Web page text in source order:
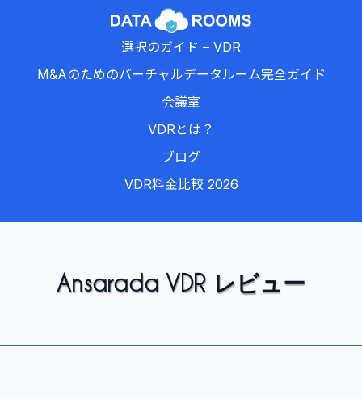
選択のガイド – VDR
M&Aのためのバーチャルデータルーム完全ガイド
会議室
VDRとは？
ブログ
VDR料金比較 2026
Ansarada VDR レビュー